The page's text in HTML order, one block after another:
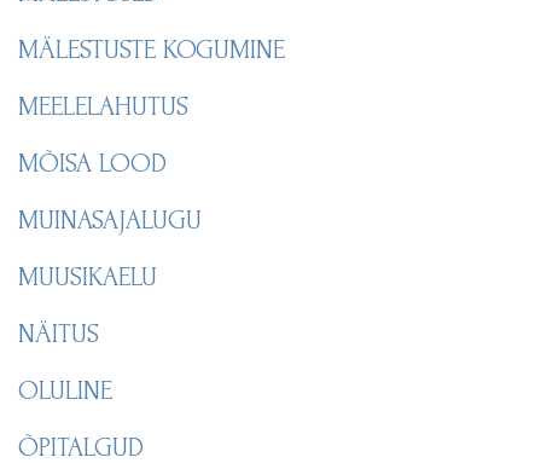
MÄLESTUSTE KOGUMINE
MEELELAHUTUS
MÕISA LOOD
MUINASAJALUGU
MUUSIKAELU
NÄITUS
OLULINE
ÕPITALGUD